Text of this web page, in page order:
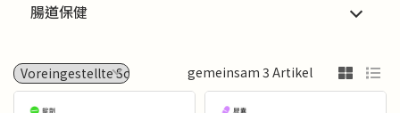
腸道保健
gemeinsam 3 Artikel